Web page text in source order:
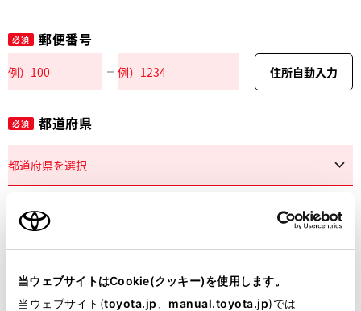
当ウェブサイトはCookie(クッキー)を使用します。
当ウェブサイト(toyota.jp manual.toyota.jp)では
必須 郵便番号
住所自動入力
必須 都道府県
市区町村名